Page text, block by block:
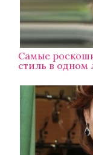
Самые
стиль в одном